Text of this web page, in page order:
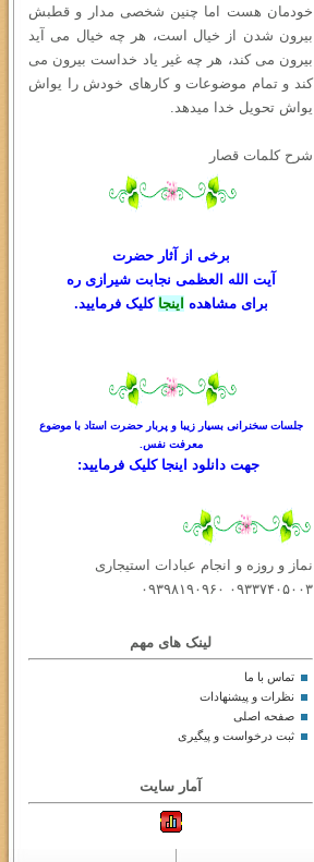
خودمان هست اما چنین شخصی مدار و قطبش
بیرون شدن از خیال است، هر چه خیال می آید
بیرون می کند، هر چه غیر یاد خداست بیرون می
کند و تمام موضوعات و کارهای خودش را یواش
یواش تحویل خدا میدهد.
شرح کلمات قصار
برخی از آثار حضرت
آیت الله العظمی نجابت شیرازی ره
برای مشاهده اینجا کلیک فرمایید.
جلسات سخنرانی بسیار زیبا و پربار حضرت استاد با موضوع
معرفت نفس.
جهت دانلود اینجا کلیک فرمایید:
نماز و روزه و انجام عبادات استیجاری
۰۹۳۳۷۴۰۵۰۰۳ ۰۹۳۹۸۱۹۰۹۶۰
لینک های مهم
تماس با ما
نظرات و پیشنهادات
صفحه اصلی
ثبت درخواست و پیگیری
آمار سایت